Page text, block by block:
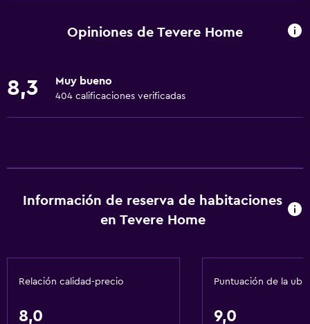
Toallas
Aire acondicionado
Comedor
Tetera eléctrica
Opiniones de Tevere Home
8,3 Muy bueno
404 calificaciones verificadas
Información de reserva de habitaciones
en Tevere Home
Relación calidad-precio
8,0
Puntuación de la
9,0